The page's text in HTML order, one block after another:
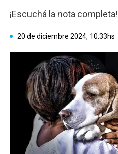
¡Escuchá la nota completa!
20 de diciembre 2024, 10:33hs